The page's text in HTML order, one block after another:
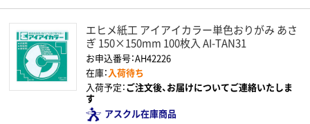
エヒメ紙工 アイアイカラー単色おりがみ あさ
ぎ 150×150mm 100枚入 AI-TAN31
お申込番号：AH42226
在庫：入荷待ち
入荷予定：ご注文後、お届けについてご連絡いたしま
す
アスクル在庫商品